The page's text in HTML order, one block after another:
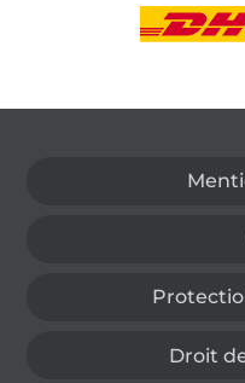
Droit